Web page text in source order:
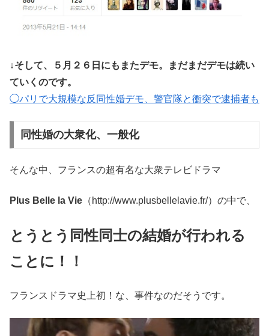
↓そして、５月２６日にもまたデモ。まだまだデモは続い
ていくのです。
◯パリで大規模な反同性婚デモ、警官隊と衝突で逮捕者も
同性婚の大衆化、一般化
そんな中、フランスの超有名な大衆テレビドラマ
Plus Belle la Vie （http://www.plusbellelavie.fr/）の中で、
とうとう同性同士の結婚が行われる
ことに！！
フランスドラマ史上初！な、事件なのだそうです。